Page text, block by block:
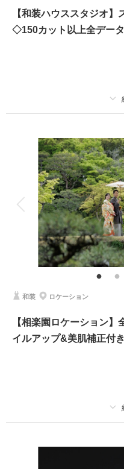
このプランで撮影可能な撮影レ
【和装ハウススタジオ
◇150カット以上全デー
撮影料
着付け
アルバム デー
衣装追加
家族と撮影 家族
おしゃれな家具とふたりだけの空
神戸店のスタジオ貸切！家具を
気でも様々なバリエーション撮
で、二人のお気に入りと一緒に
撮影日
撮影場
和装 ロケーション
【相楽園ロケーション
イルアップ&美肌補正付き